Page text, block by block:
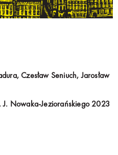
Czesław Seniuch, Jarosław
J. Nowaka-Jeziorańskiego 2023